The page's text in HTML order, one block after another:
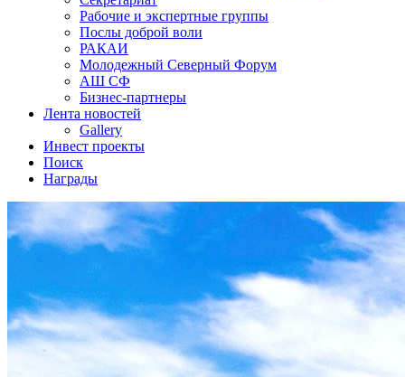
Рабочие и экспертные группы
Послы доброй воли
РАКАИ
Молодежный Северный Форум
АШ СФ
Бизнес-партнеры
Лента новостей
Gallery
Инвест проекты
Поиск
Награды